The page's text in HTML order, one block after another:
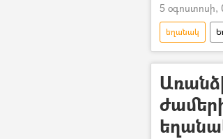
5 օգոստոսի,
եղանակ
Քամի